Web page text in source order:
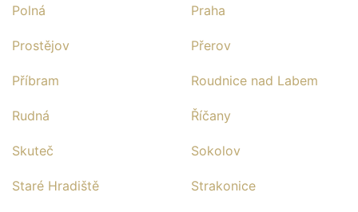
Polná Praha
Prostějov Přerov
Příbram Roudnice nad Labem
Rudná Říčany
Skuteč Sokolov
Staré Hradiště Strakonice